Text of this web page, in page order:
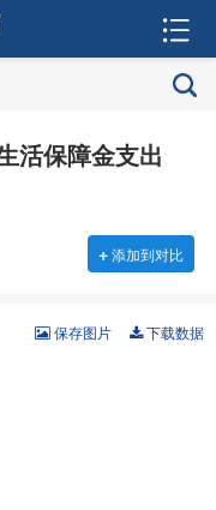
活保障金支出
+添加到对比
下载数据
保存图片